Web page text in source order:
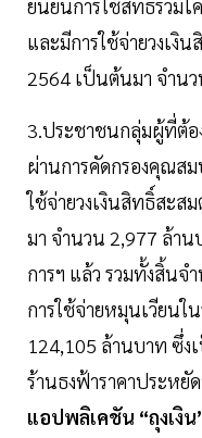
ยืนยันการใช้สิทธิ์ร่วมโ
และมีการใช้จ่ายวงเ
2564 เป็นต้นมา จำน
3.ประชาชนกลุ่มผู้ที่ต้อ
ผ่านการคัดกรองคุณส
ใช้จ่ายวงเงินสิทธิ์สะ
มา จำนวน 2,977 ล้าน
การฯ แล้ว รวมทั้งสิ้น
การใช้จ่ายหมุนเวียนใ
124,105 ล้านบาท ซึ่ง
ร้านธงฟ้าราคาประห
แอปพลิเคชัน “ถุงเงิน